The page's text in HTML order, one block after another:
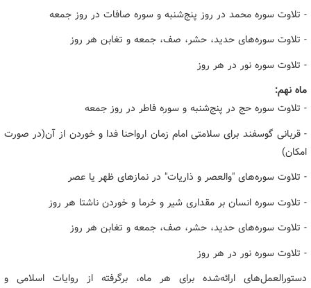
- تلاوت سوره محمد در روز پنج‌شنبه و سوره صافات در روز جمعه
- تلاوت سوره‌های حدید، حشر، صف، جمعه و تغابن هر روز
- تلاوت سوره نور در هر روز
ماه نهم:
- تلاوت سوره حج در پنج‌شنبه و سوره فاطر در روز جمعه
- قربانی گوسفند برای سلامتی امام زمان ارواحنا فدا و خوردن از آن(در صورت
امکان)
- تلاوت سوره‌های "والعصر و ذاریات" در نمازهای ظهر یا عصر
- تلاوت سوره انسان بر مقداری شیر و خرما و خوردن ناشتا هر روز
- تلاوت سوره‌های حدید، حشر، صف، جمعه و تغابن هر روز
- تلاوت سوره نور در هر روز
دستورالعمل‌های ارائه‌شده برای هر ماه، برگرفته از روایات اسلامی و